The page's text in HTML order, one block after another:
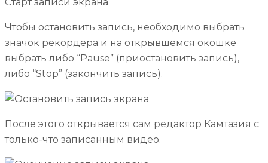
Чтобы остановить запись, необходимо выбрать
значок рекордера и на открывшемся окошке
выбрать либо “Pause” (приостановить запись),
либо “Stop” (закончить запись).
После этого открывается сам редактор Камтазия с
только-что записанным видео.